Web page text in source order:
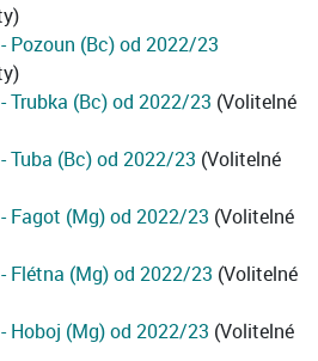
Pozoun (Bc) od 2022/23
Trubka (Bc) od 2022/23 (Volitelné
Tuba (Bc) od 2022/23 (Volitelné
Fagot (Mg) od 2022/23 (Volitelné
Flétna (Mg) od 2022/23 (Volitelné
Hoboj (Mg) od 2022/23 (Volitelné